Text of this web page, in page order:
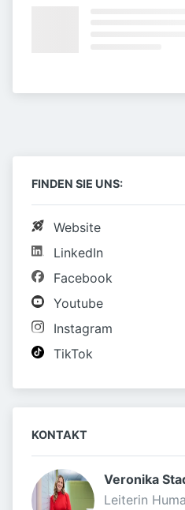
FINDEN SIE UNS:
Website
LinkedIn
Facebook
Youtube
Instagram
TikTok
KONTAKT
Veronika
Leiterin